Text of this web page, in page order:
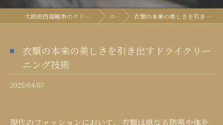
大阪府四條畷市のクリーニングならせんたく工房 コラム 衣類の本来の美しさを引き出すドライクリーニング技術
衣類の本来の美しさを引き出すドライクリー
ニング技術
2025/04/07
現代のファッションにおいて、衣類は単なる防寒や体を